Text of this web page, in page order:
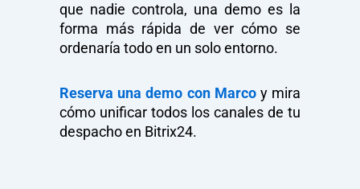
que nadie controla, una demo es la
forma más rápida de ver cómo se
ordenaría todo en un solo entorno.
Reserva una demo con Marcoy mira
cómo unificar todos los canales de tu
despacho en Bitrix24.